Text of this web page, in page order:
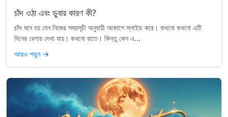
চাঁদ ওঠা এবং ডুবার কারণ কী?
চাঁদ মনে হয় যেন নিজের সময়সূচী অনুযায়ী আকাশে স্লাইড করে। কখনো কখনো এটি
দিনের বেলায় দেখা যায়। কখনো রাতে। কিন্তু কেন এ...
আরও পড়ুন →